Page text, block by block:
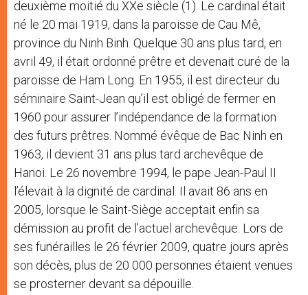
deuxième moitié du XXe siècle (1). Le cardinal était
né le 20 mai 1919, dans la paroisse de Cau Mê,
province du Ninh Binh. Quelque 30 ans plus tard, en
avril 49, il était ordonné prêtre et devenait curé de la
paroisse de Ham Long. En 1955, il est directeur du
séminaire Saint-Jean qu’il est obligé de fermer en
1960 pour assurer l’indépendance de la formation
des futurs prêtres. Nommé évêque de Bac Ninh en
1963, il devient 31 ans plus tard archevêque de
Hanoi. Le 26 novembre 1994, le pape Jean-Paul II
l’élevait à la dignité de cardinal. Il avait 86 ans en
2005, lorsque le Saint-Siège acceptait enfin sa
démission au profit de l’actuel archevêque. Lors de
ses funérailles le 26 février 2009, quatre jours après
son décès, plus de 20 000 personnes étaient venues
se prosterner devant sa dépouille.